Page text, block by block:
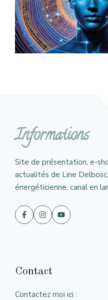
Informations
Site de présentation, e-
actualités de Line
énergéticienne, canal en
Contact
Contactez moi ici :